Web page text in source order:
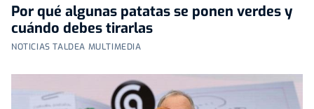
Por qué algunas patatas se ponen verdes y
cuándo debes tirarlas
NOTICIAS TALDEA MULTIMEDIA